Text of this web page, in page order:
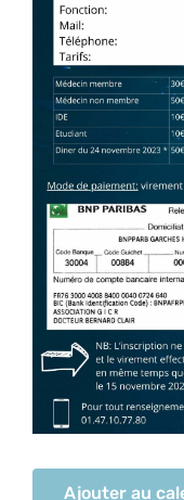
Ajouter au